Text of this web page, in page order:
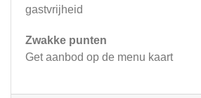
gastvrijheid
Zwakke punten
Get aanbod op de menu kaart